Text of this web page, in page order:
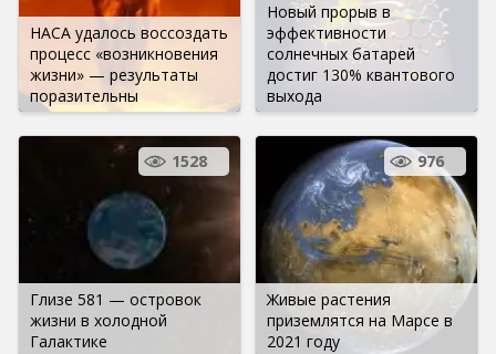
НАСА удалось воссоздать
процесс «возникновения
жизни» — результаты
поразительны
Новый прорыв в
эффективности
солнечных батарей
достиг 130% квантового
выхода
Глизе 581 — островок
жизни в холодной
Галактике
1528
Живые растения
приземлятся на Марсе в
2021 году
976